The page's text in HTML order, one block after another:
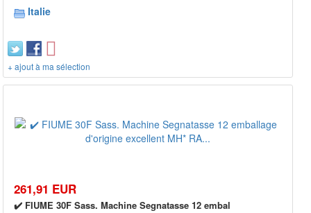
Italie
+ ajout à ma sélection
261,91 EUR
✔️ FIUME 30F Sass. Machine Segnatasse 12 embal